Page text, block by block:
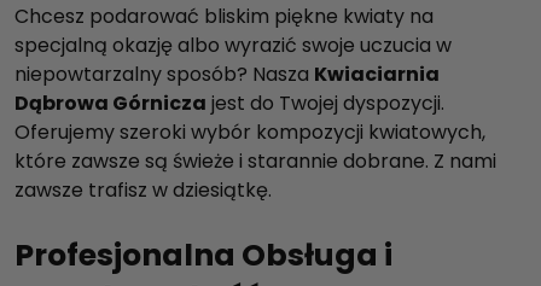
Chcesz podarować bliskim piękne kwiaty na
specjalną okazję albo wyrazić swoje uczucia w
niepowtarzalny sposób? Nasza Kwiaciarnia
Dąbrowa Górnicza jest do Twojej dyspozycji.
Oferujemy szeroki wybór kompozycji kwiatowych,
które zawsze są świeże i starannie dobrane. Z nami
zawsze trafisz w dziesiątkę.
Profesjonalna Obsługa i